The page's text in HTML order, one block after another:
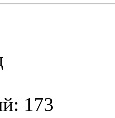
173